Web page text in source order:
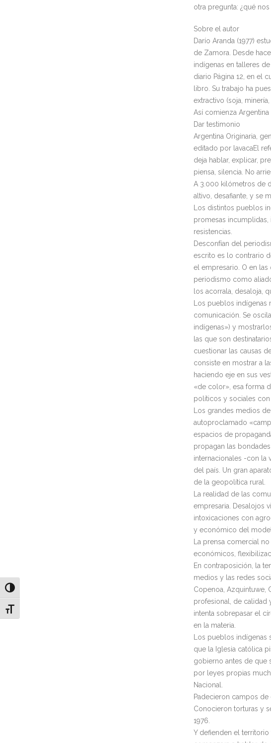
Alternar alto contraste
Alternar tamaño de letra
otra pregunta: ¿qué
Sobre el autor
Darío Aranda (1977)
de Zamora. Desde
indígenas en talleres
diario Página 12, en el
libro. Su trabajo ha
extractivo (soja,
Así comienza Argentina
Dar testimonio
Argentina Originaria,
editado por lavacaEl
deja hablar, explicar,
piensa, silencia. No
A 3.000 kilómetros de
altivo, desafiante, y se
Los distintos pueblos
promesas
resistencias.
Desconfían del
escrito es lo contrario
el empresario. O en las
periodismo como
los acorrala, desaloja,
Los pueblos indígenas
comunicación. Se
indígenas») y
las que son
cuestionar las causas
consiste en mostrar a
haciendo eje en sus
«de color», esa forma
políticos y sociales
Los grandes medios
autoproclamado
espacios de
propagan las
internacionales -con la
del país. Un gran
de la geopolítica rural.
La realidad de las
empresaria. Desalojos
intoxicaciones con
y económico del
La prensa comercial
económicos,
En contraposición, la
medios y las redes
Copenoa, Azquintuwe,
profesional, de
intenta sobrepasar el
en la materia.
Los pueblos indígenas
que la Iglesia católica
gobierno antes de que
por leyes propias
Nacional.
Padecieron campos
Conocieron torturas y
1976.
Y defienden el